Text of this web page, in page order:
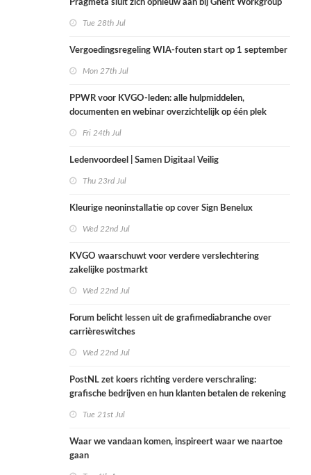
Pragmeta sluit zich opnieuw aan bij Ghent Workgroup
Tue 28th Jul
Vergoedingsregeling WIA-fouten start op 1 september
Mon 27th Jul
PPWR voor KVGO-leden: alle hulpmiddelen,
documenten en webinar overzichtelijk op één plek
Fri 24th Jul
Ledenvoordeel | Samen Digitaal Veilig
Thu 23rd Jul
Kleurige neoninstallatie op cover Sign Benelux
Wed 22nd Jul
KVGO waarschuwt voor verdere verslechtering
zakelijke postmarkt
Wed 22nd Jul
Forum belicht lessen uit de grafimediabranche over
carrièreswitches
Wed 22nd Jul
PostNL zet koers richting verdere verschraling:
grafische bedrijven en hun klanten betalen de rekening
Tue 21st Jul
Waar we vandaan komen, inspireert waar we naartoe
gaan